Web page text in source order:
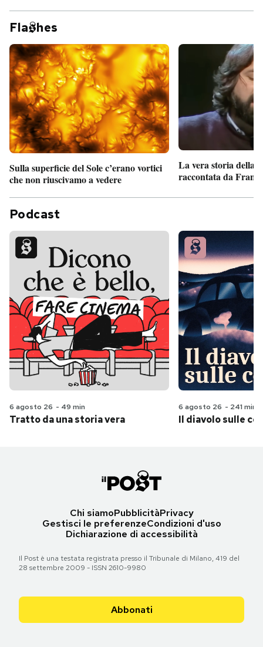
Fla hes
Sulla superficie del Sole c’erano vortici
che non riuscivamo a vedere
La vera storia della
raccontata da
Podcast
6 agosto 26 - 49 min
Tratto da una storia vera
6 agosto 26 - 241 min
Il diavolo sulle
Chi siamoPubblicitàPrivacy
Gestisci le preferenzeCondizioni d'uso
Dichiarazione di accessibilità
Il Post è una testata registrata presso il Tribunale di Milano, 419 del
28 settembre 2009 - ISSN 2610-9980
Abbonati